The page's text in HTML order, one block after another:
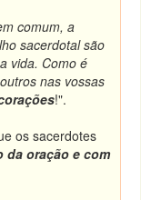
comum, a
sacerdotal são
vida. Como é
nas vossas
!".
os sacerdotes
da oração e com